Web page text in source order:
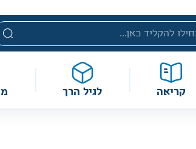
מהמחיר הקטלוגי. מחירים אלה ניתנים
קריאה לגיל הרך